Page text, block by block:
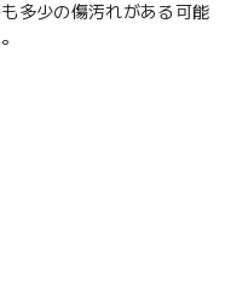
多少の傷汚れがある可能